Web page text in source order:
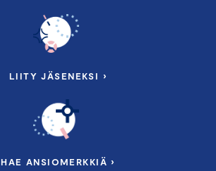
LIITY JÄSENEKSI ›
HAE ANSIOMERKKIÄ ›